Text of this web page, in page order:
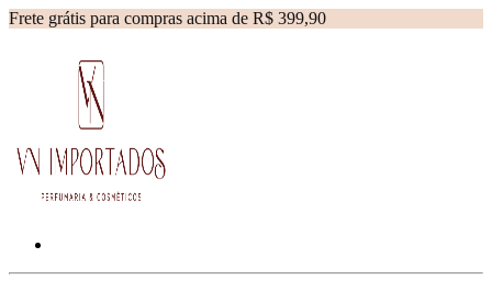
Frete grátis para compras acima de R$ 399,90